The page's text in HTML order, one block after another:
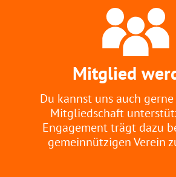
Mitglied
Du kannst uns auch
Mitgliedschaft
Engagement trägt dazu
gemeinnützigen Verein